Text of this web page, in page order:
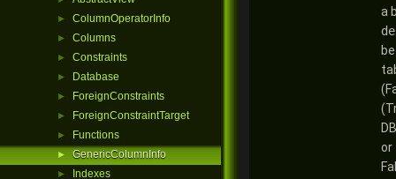
► ColumnOperatorInfo
► Columns
► Constraints
► Database
► ForeignConstraints
► ForeignConstraintTarget
► Functions
► GenericColumnInfo
► Indexes
a
or